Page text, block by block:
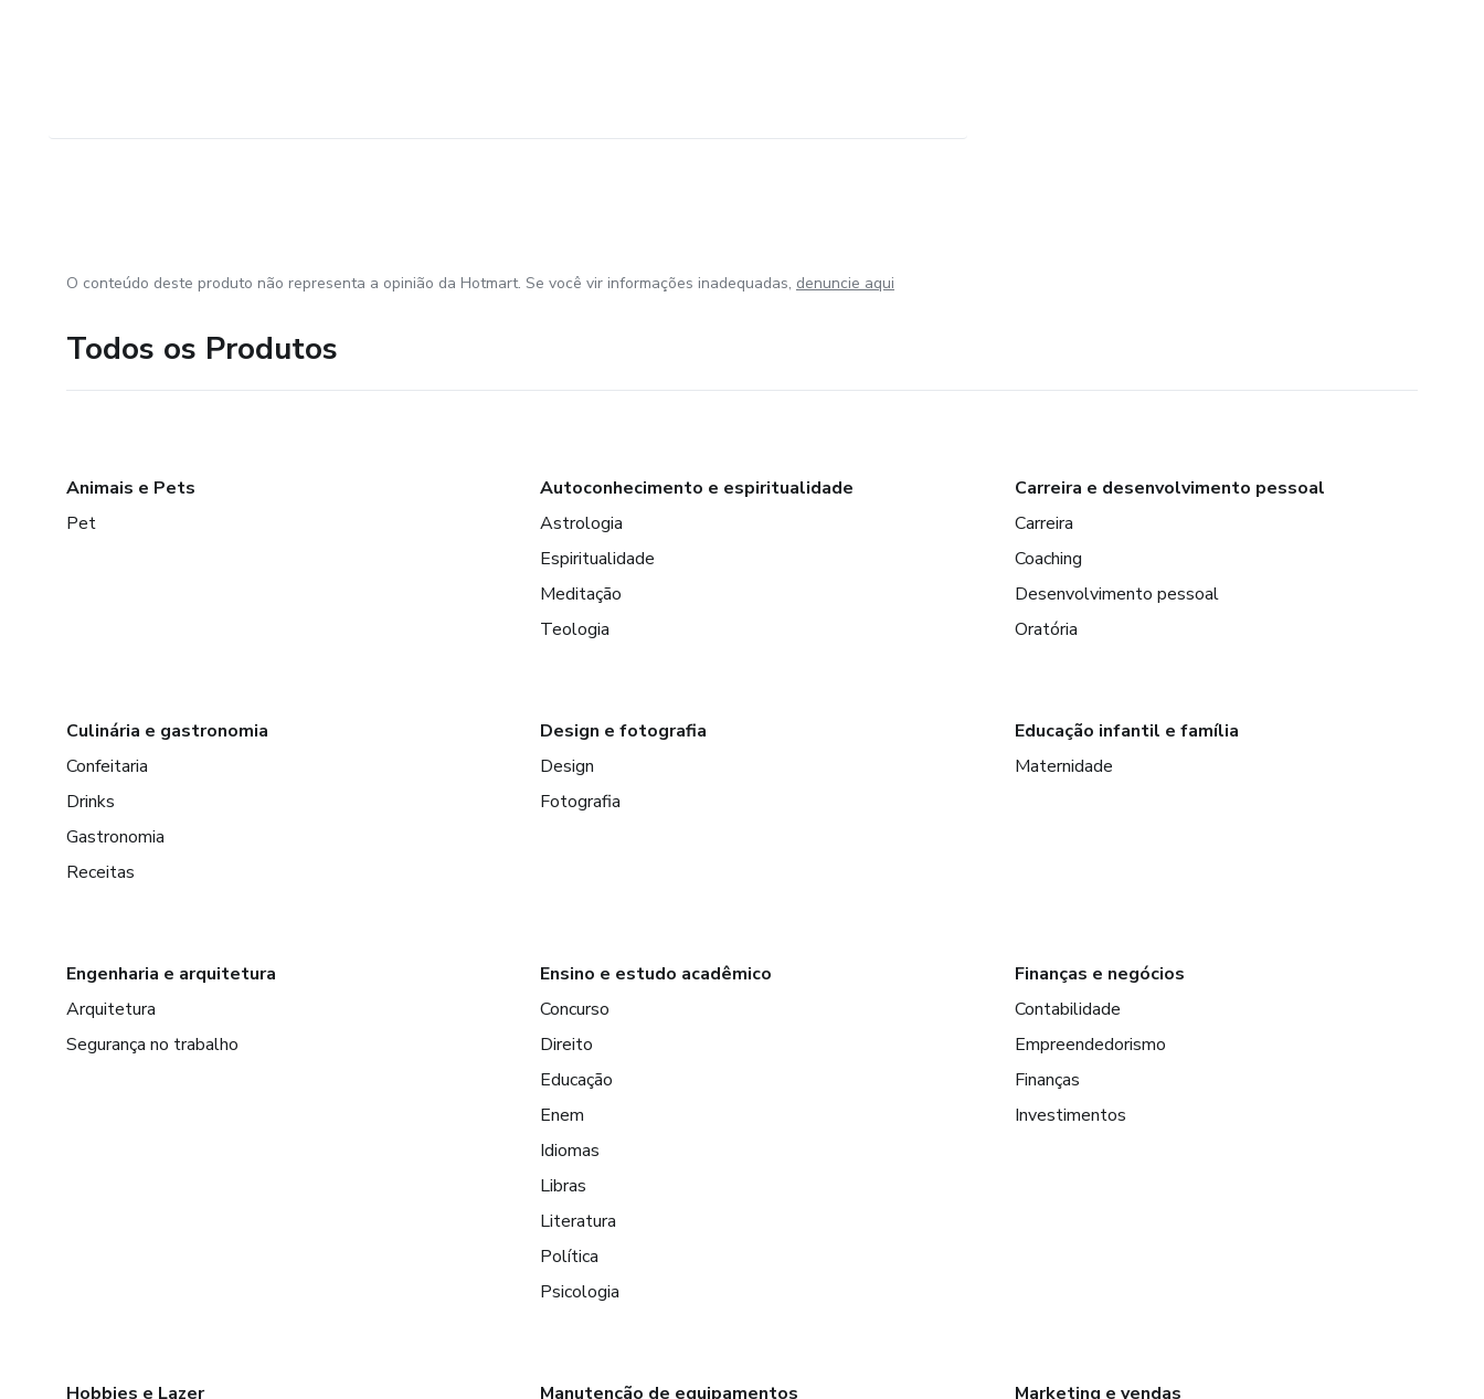
O conteúdo deste produto não representa a opinião da Hotmart. Se você vir informações inadequadas, denuncie aqui
Todos os Produtos
Animais e Pets
Pet
Autoconhecimento e espiritualidade
Astrologia
Espiritualidade
Meditação
Teologia
Carreira e desenvolvimento pessoal
Carreira
Coaching
Desenvolvimento pessoal
Oratória
Culinária e gastronomia
Confeitaria
Drinks
Gastronomia
Receitas
Design e fotografia
Design
Fotografia
Educação infantil e família
Maternidade
Engenharia e arquitetura
Arquitetura
Segurança no trabalho
Ensino e estudo acadêmico
Concurso
Direito
Educação
Enem
Idiomas
Libras
Literatura
Política
Psicologia
Finanças e negócios
Contabilidade
Empreendedorismo
Finanças
Investimentos
Hobbies e Lazer Manutenção de equipamentos Marketing e vendas